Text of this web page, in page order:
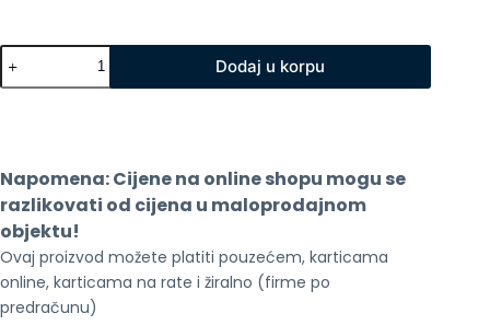
EA
SPORTS
FC26
Dodaj u korpu
Napomena: Cijene na online shopu mogu se
razlikovati od cijena u maloprodajnom
objektu!
Ovaj proizvod možete platiti pouzećem, karticama
online, karticama na rate i žiralno (firme po
predračunu)